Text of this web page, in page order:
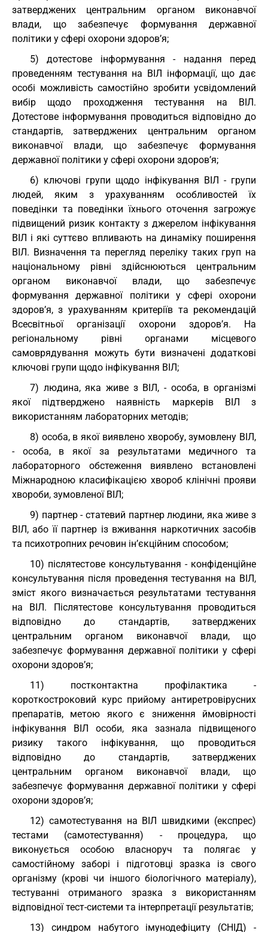
затверджених центральним органом виконавчої
влади, що забезпечує формування державної
політики у сфері охорони здоров’я;
5) дотестове інформування - надання перед
проведенням тестування на ВІЛ інформації, що дає
особі можливість самостійно зробити усвідомлений
вибір щодо проходження тестування на ВІЛ.
Дотестове інформування проводиться відповідно до
стандартів, затверджених центральним органом
виконавчої влади, що забезпечує формування
державної політики у сфері охорони здоров’я;
6) ключові групи щодо інфікування ВІЛ - групи
людей, яким з урахуванням особливостей їх
поведінки та поведінки їхнього оточення загрожує
підвищений ризик контакту з джерелом інфікування
ВІЛ і які суттєво впливають на динаміку поширення
ВІЛ. Визначення та перегляд переліку таких груп на
національному рівні здійснюються центральним
органом виконавчої влади, що забезпечує
формування державної політики у сфері охорони
здоров’я, з урахуванням критеріїв та рекомендацій
Всесвітньої організації охорони здоров’я. На
регіональному рівні органами місцевого
самоврядування можуть бути визначені додаткові
ключові групи щодо інфікування ВІЛ;
7) людина, яка живе з ВІЛ, - особа, в організмі
якої підтверджено наявність маркерів ВІЛ з
використанням лабораторних методів;
8) особа, в якої виявлено хворобу, зумовлену ВІЛ,
- особа, в якої за результатами медичного та
лабораторного обстеження виявлено встановлені
Міжнародною класифікацією хвороб клінічні прояви
хвороби, зумовленої ВІЛ;
9) партнер - статевий партнер людини, яка живе з
ВІЛ, або її партнер із вживання наркотичних засобів
та психотропних речовин ін’єкційним способом;
10) післятестове консультування - конфіденційне
консультування після проведення тестування на ВІЛ,
зміст якого визначається результатами тестування
на ВІЛ. Післятестове консультування проводиться
відповідно до стандартів, затверджених
центральним органом виконавчої влади, що
забезпечує формування державної політики у сфері
охорони здоров’я;
11) постконтактна профілактика -
короткостроковий курс прийому антиретровірусних
препаратів, метою якого є зниження ймовірності
інфікування ВІЛ особи, яка зазнала підвищеного
ризику такого інфікування, що проводиться
відповідно до стандартів, затверджених
центральним органом виконавчої влади, що
забезпечує формування державної політики у сфері
охорони здоров’я;
12) самотестування на ВІЛ швидкими (експрес)
тестами (самотестування) - процедура, що
виконується особою власноруч та полягає у
самостійному заборі і підготовці зразка із свого
організму (крові чи іншого біологічного матеріалу),
тестуванні отриманого зразка з використанням
відповідної тест-системи та інтерпретації результатів;
13) синдром набутого імунодефіциту (СНІД) -